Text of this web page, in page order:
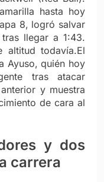
hasta hoy
8, logró salvar
llegar a 1:43.
altitud todavía.El
Ayuso, quién hoy
tras atacar
y muestra
de cara al
y dos
carrera